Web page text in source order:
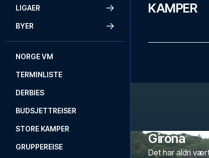
LIGAER
BYER
NORGE VM
TERMINLISTE
DERBIES
BUDSJETTREISER
STORE KAMPER
GRUPPEREISE
KAMPER
Girona
Det har aldri